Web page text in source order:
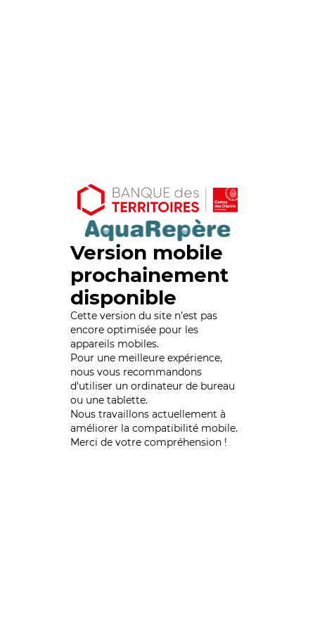
Version mobile
prochainement
disponible
Cette version du site n’est pas
encore optimisée pour les
appareils mobiles.
Pour une meilleure expérience,
nous vous recommandons
d'utiliser un ordinateur de bureau
ou une tablette.
Nous travaillons actuellement à
améliorer la compatibilité mobile.
Merci de votre compréhension !